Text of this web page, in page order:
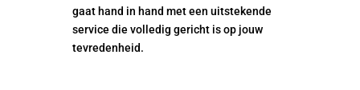
gaat hand in hand met een uitstekende
service die volledig gericht is op jouw
tevredenheid.